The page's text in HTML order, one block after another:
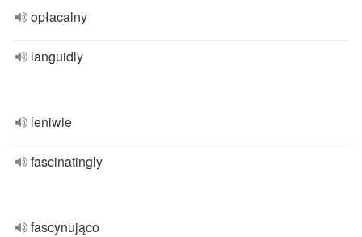
opłacalny
languidly
leniwie
fascinatingly
fascynująco